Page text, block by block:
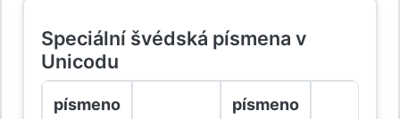
Speciální švédská písmena v
Unicodu
písmeno
písmeno